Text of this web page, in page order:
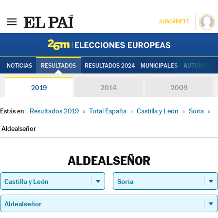
SUSCRÍBETE
NOTICIAS RESULTADOS RESULTADOS 2024 MUNICIPALES
2019 2014 2009
Estás en: Resultados 2019 » Total España » Castilla y León » Soria »
Aldealseñor
ALDEALSEÑOR